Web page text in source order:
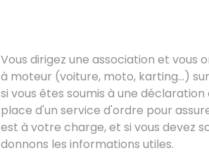
Vous dirigez une association et vous
à moteur (voiture, moto, karting...)
si vous êtes soumis à une
place d'un service d'ordre pour
est à votre charge, et si vous devez
donnons les informations utiles.